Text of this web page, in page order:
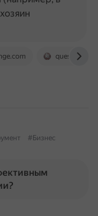
quest-
#Бизнес